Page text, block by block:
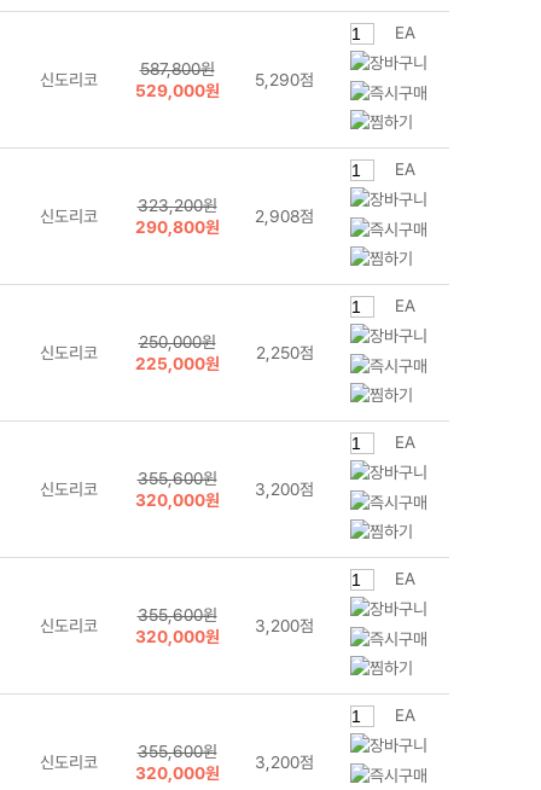
신도리코
587,800원
529,000원
5,290점
EA
신도리코
323,200원
290,800원
2,908점
EA
신도리코
250,000원
225,000원
2,250점
EA
신도리코
355,600원
320,000원
3,200점
EA
신도리코
355,600원
320,000원
3,200점
EA
신도리코
355,600원
320,000원
3,200점
EA